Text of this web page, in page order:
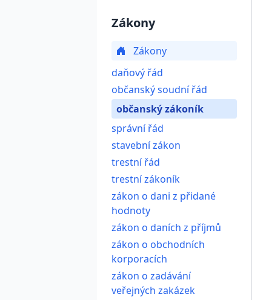
Zákony
Zákony
daňový řád
občanský soudní řád
občanský zákoník
správní řád
stavební zákon
trestní řád
trestní zákoník
zákon o dani z přidané
hodnoty
zákon o daních z příjmů
zákon o obchodních
korporacích
zákon o zadávání
veřejných zakázek